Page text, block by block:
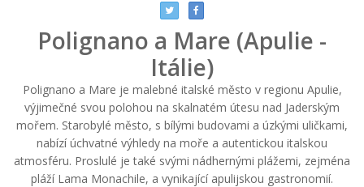
Polignano a Mare (Apulie -
Itálie)
Polignano a Mare je malebné italské město v regionu Apulie,
výjimečné svou polohou na skalnatém útesu nad Jaderským
mořem. Starobylé město, s bílými budovami a úzkými uličkami,
nabízí úchvatné výhledy na moře a autentickou italskou
atmosféru. Proslulé je také svými nádhernými plážemi, zejména
pláží Lama Monachile, a vynikající apulijskou gastronomií.